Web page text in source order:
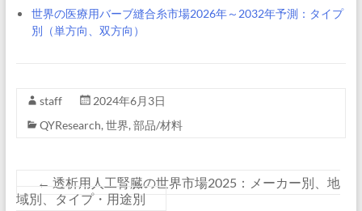
世界の医療用バーブ縫合糸市場2026年～2032年予測：タイプ
別（単方向、双方向）
staff
2024年6月3日
QYResearch, 世界, 部品/材料
← 透析用人工腎臓の世界市場2025：メーカー別、地
域別、タイプ・用途別